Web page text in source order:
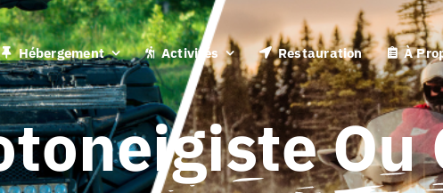
Hébergement Activités Restauration À
Ou